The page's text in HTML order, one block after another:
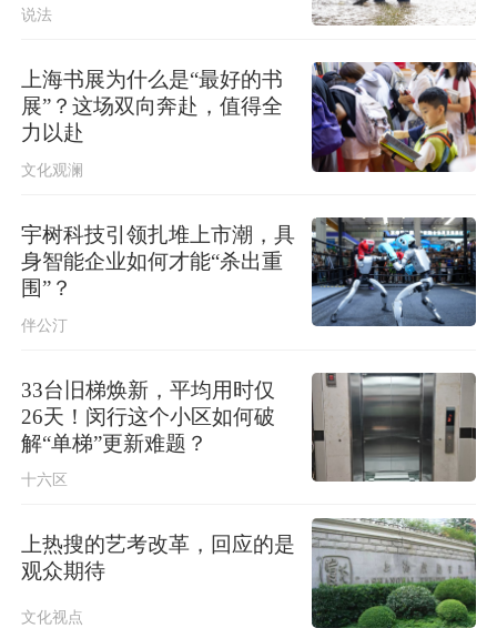
国市场监管部门整治驾培垄断
突发！泰国暖武里府行政组织办公楼
→
台风“白海豚”移入江西，浙江防台风应
说法
上海书展为什么是“最好的书
展”？这场双向奔赴，值得全
力以赴
文化观澜
宇树科技引领扎堆上市潮，具
身智能企业如何才能“杀出重
围”？
伴公汀
33台旧梯焕新，平均用时仅
26天！闵行这个小区如何破
解“单梯”更新难题？
十六区
上热搜的艺考改革，回应的是
观众期待
文化视点